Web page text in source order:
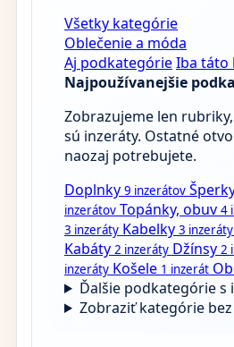
Všetky kategórie
Oblečenie a móda
Aj podkategórieIba táto
Najpoužívanejšie
Zobrazujeme len
sú inzeráty. Ostatné
naozaj potrebujete.
Doplnky 9 inzerátov
inzerátov Topánky, obuv 4
3 inzeráty Kabelky 3 inzeráty
Kabáty 2 inzeráty Džínsy 2
inzeráty Košele 1 inzerát
Ďalšie podkategórie s
Zobraziť kategórie